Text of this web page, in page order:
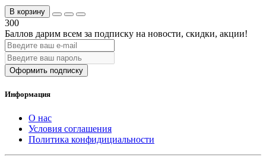
В корзину
300
Баллов дарим всем за подписку на новости, скидки, акции!
Оформить подписку
Информация
О нас
Условия соглашения
Политика конфидициальности